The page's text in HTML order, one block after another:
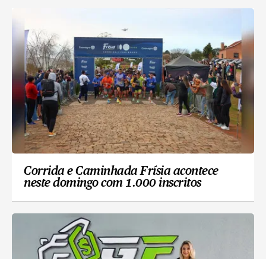
Corrida e Caminhada Frísia acontece
neste domingo com 1.000 inscritos